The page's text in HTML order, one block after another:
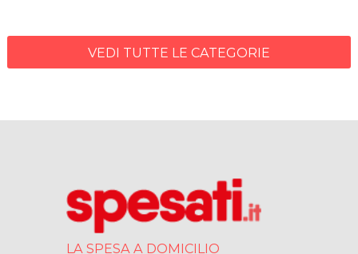
VEDI TUTTE LE CATEGORIE
LA SPESA A DOMICILIO